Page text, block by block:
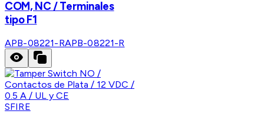
COM, NC / Terminales
tipo F1
APB-08221-RAPB-08221-R
SFIRE